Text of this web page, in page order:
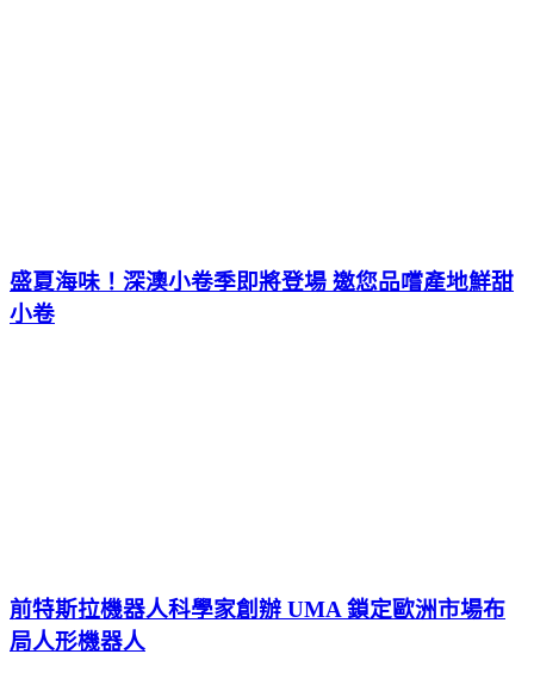
盛夏海味！深澳小卷季即將登場 邀您品嚐產地鮮甜
小卷
前特斯拉機器人科學家創辦 UMA 鎖定歐洲市場布
局人形機器人